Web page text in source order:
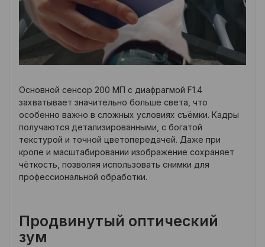
Основной сенсор 200 МП с диафрагмой F1.4
захватывает значительно больше света, что
особенно важно в сложных условиях съёмки. Кадры
получаются детализированными, с богатой
текстурой и точной цветопередачей. Даже при
кропе и масштабировании изображение сохраняет
чёткость, позволяя использовать снимки для
профессиональной обработки.
Продвинутый оптический
зум